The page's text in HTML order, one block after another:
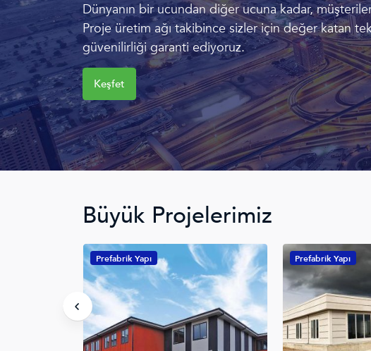
Dünyanın bir ucundan diğer ucuna kadar,
Proje üretim ağı takibince sizler için değer katan
güvenilirliği garanti ediyoruz.
Keşfet
Büyük Projelerimiz
Prefabrik Yapı Prefabrik Yapı